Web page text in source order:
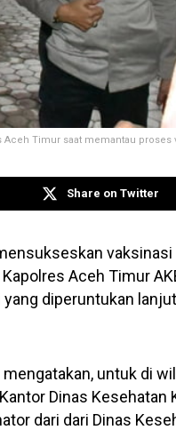
Aceh Timur saat memantau proses
Share on Twitter
vaksinasi
Aceh Timur
diperuntukan
untuk di
Dinas Kesehatan
dari dari Dinas